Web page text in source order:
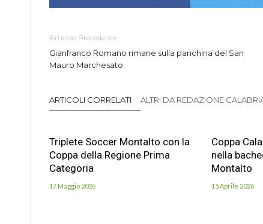
Articolo Precedente
Gianfranco Romano rimane sulla panchina del San
Mauro Marchesato
ARTICOLI CORRELATI ALTRI DA REDAZIONE
Triplete Soccer Montalto con la
Coppa della Regione Prima
Categoria
17 Maggio 2026
Coppa
nella
Montalto
15 Aprile 2026